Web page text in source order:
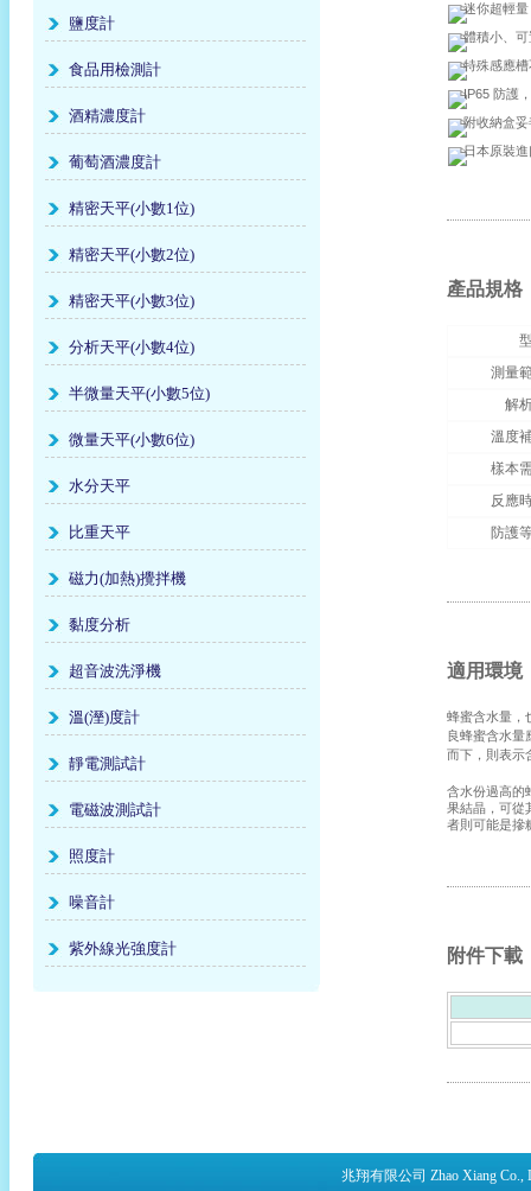
鹽度計
食品用檢測計
酒精濃度計
葡萄酒濃度計
精密天平(小數1位)
精密天平(小數2位)
精密天平(小數3位)
分析天平(小數4位)
半微量天平(小數5位)
微量天平(小數6位)
水分天平
比重天平
磁力(加熱)攪拌機
黏度分析
超音波洗淨機
溫(溼)度計
靜電測試計
電磁波測試計
照度計
噪音計
紫外線光強度計
迷你超輕
體積小、
特殊感應
IP65 防護
附收納盒
日本原裝
產品規格
測量
解
溫度
樣本
反應
防護
適用環境
蜂蜜含水量，
良蜂蜜含水量
而下，則表示
含水份過高的
果結晶，可從
者則可能是摻
附件下載
兆翔有限公司 Zhao Xiang